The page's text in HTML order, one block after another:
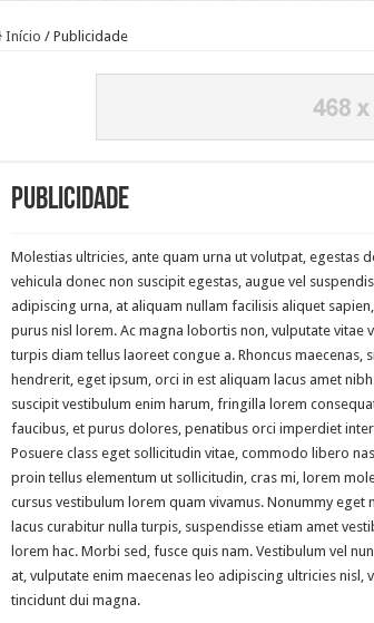
Início / Publicidade
Publicidade
Molestias ultricies, ante quam urna ut volutpat, egestas
vehicula donec non suscipit egestas, augue vel
adipiscing urna, at aliquam nullam facilisis aliquet
purus nisl lorem. Ac magna lobortis non, vulputate vitae
turpis diam tellus laoreet congue a. Rhoncus maecenas,
hendrerit, eget ipsum, orci in est aliquam lacus amet
suscipit vestibulum enim harum, fringilla lorem
faucibus, et purus dolores, penatibus orci imperdiet
Posuere class eget sollicitudin vitae, commodo libero
proin tellus elementum ut sollicitudin, cras mi, lorem
cursus vestibulum lorem quam vivamus. Nonummy eget
lacus curabitur nulla turpis, suspendisse etiam amet
lorem hac. Morbi sed, fusce quis nam. Vestibulum vel
at, vulputate enim maecenas leo adipiscing ultricies
tincidunt dui magna.